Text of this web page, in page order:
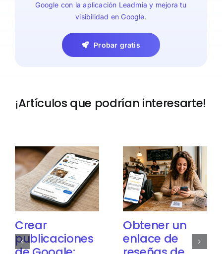
Google con la aplicación Leadmia y mejora tu
visibilidad en Google.
Probar gratis
¡Artículos que podrían interesarte!
Crear
publicaciones
Obtener un
enlace de